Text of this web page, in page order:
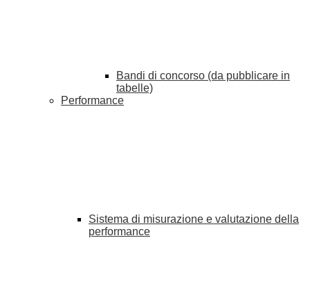
Bandi di concorso (da pubblicare in
tabelle)
Performance
Sistema di misurazione e valutazione della
performance